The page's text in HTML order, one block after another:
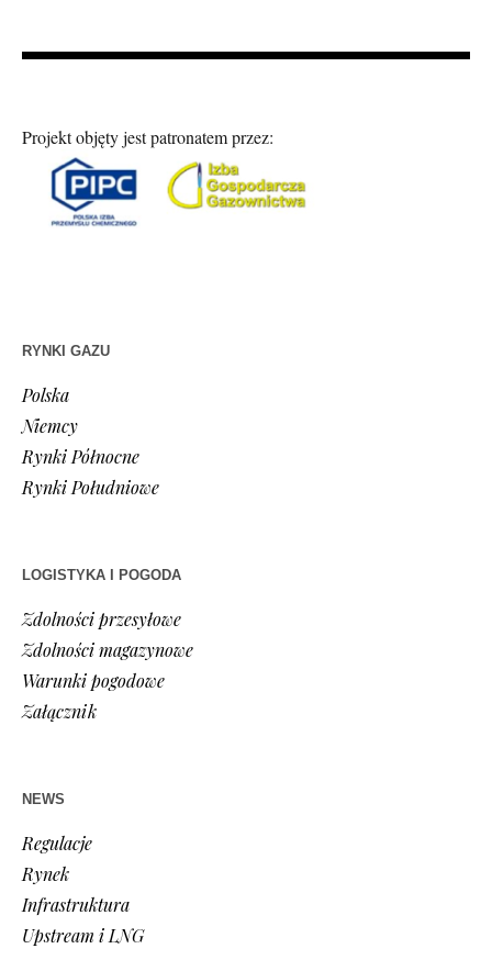
Projekt objęty jest patronatem przez:
RYNKI GAZU
Polska
Niemcy
Rynki Północne
Rynki Południowe
LOGISTYKA I POGODA
Zdolności przesyłowe
Zdolności magazynowe
Warunki pogodowe
Załącznik
NEWS
Regulacje
Rynek
Infrastruktura
Upstream i LNG